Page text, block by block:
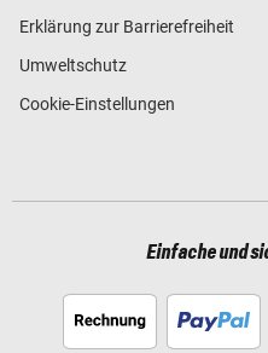
Erklärung zur Barrierefreiheit
Umweltschutz
Cookie-Einstellungen
Einfache und